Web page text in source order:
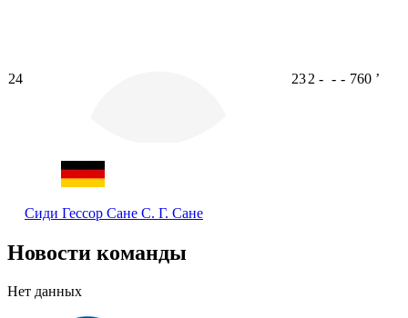
24
Сиди Гессор Сане С. Г. Сане
232 - - - 760 ʼ
Новости команды
Нет данных